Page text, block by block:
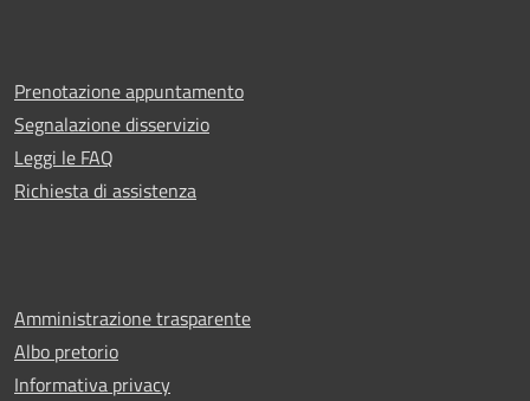
Prenotazione appuntamento
Segnalazione disservizio
Leggi le FAQ
Richiesta di assistenza
Amministrazione trasparente
Albo pretorio
Informativa privacy